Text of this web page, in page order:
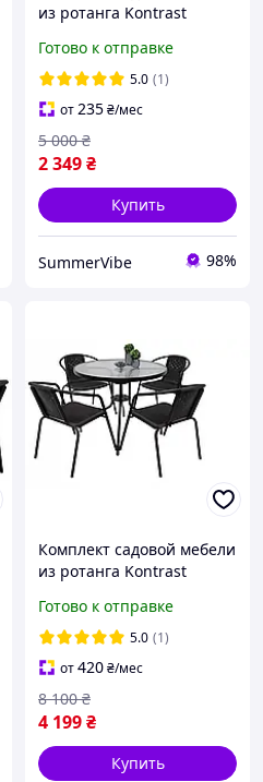
из ротанга Kontrast
и двумя стульями на дачу
для сада кафе
Готово к отправке
5.0 (1)
от235₴/мес
2 349₴
5 000 ₴
Купить
SummerVibe 98%
Комплект садовой мебели
из ротанга Kontrast
столом 80см и четырьмя
стульями на дачу
Готово к отправке
5.0 (1)
от420₴/мес
4 199₴
8 100 ₴
Купить